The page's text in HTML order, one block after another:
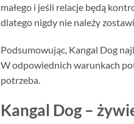
małego i jeśli relacje będą
dlatego nigdy nie należy
Podsumowując, Kangal Dog
W odpowiednich warunkach
potrzeba.
Kangal Dog –